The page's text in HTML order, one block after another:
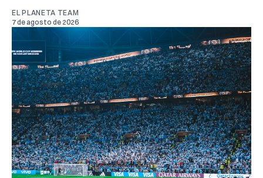
EL PLANETA TEAM
7 de agosto de 2026